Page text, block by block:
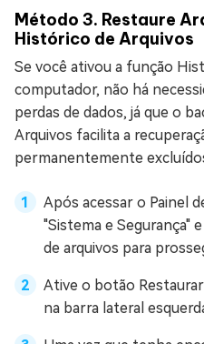
Método 3. Restaure
Histórico de Arquivos
Se você ativou a função
computador, não há
perdas de dados, já que o
Arquivos facilita a
permanentemente
Após acessar o Painel
"Sistema e Segurança"
de arquivos para
Ative o botão
na barra lateral